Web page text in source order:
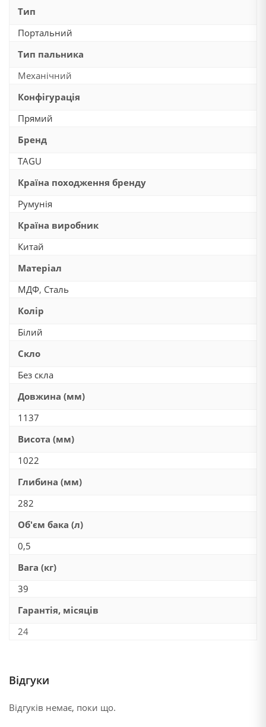
Тип
Портальний
Тип пальника
Механічний
Конфігурація
Прямий
Бренд
TAGU
Країна походження бренду
Румунія
Країна виробник
Китай
Матеріал
МДФ, Сталь
Колір
Білий
Скло
Без скла
Довжина (мм)
1137
Висота (мм)
1022
Глибина (мм)
282
Об'єм бака (л)
0,5
Вага (кг)
39
Гарантія, місяців
24
Відгуки
Відгуків немає, поки що.